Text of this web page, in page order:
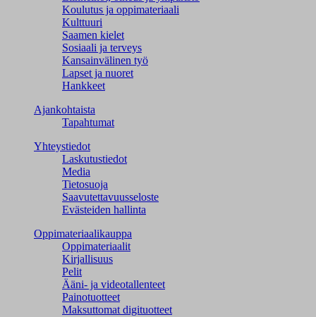
Koulutus ja oppimateriaali
Kulttuuri
Saamen kielet
Sosiaali ja terveys
Kansainvälinen työ
Lapset ja nuoret
Hankkeet
Ajankohtaista
Tapahtumat
Yhteystiedot
Laskutustiedot
Media
Tietosuoja
Saavutettavuusseloste
Evästeiden hallinta
Oppimateriaalikauppa
Oppimateriaalit
Kirjallisuus
Pelit
Ääni- ja videotallenteet
Painotuotteet
Maksuttomat digituotteet